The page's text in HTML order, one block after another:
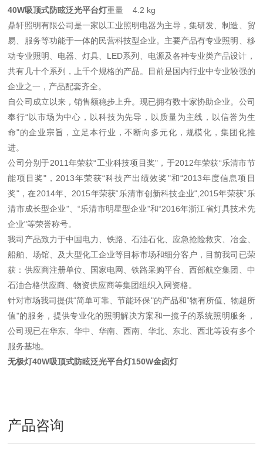
40W吸顶式防眩泛光平台灯重量 4.2 kg
鼎轩照明有限公司是一家以工业照明电器为主导，集研发、制造、贸
易、服务等功能于一体的民营科技型企业。主要产品有专业照明、移
动专业照明、电器、灯具、LED系列、电源及各种专业类产品设计，
共有几十个系列，上千个规格的产品。目前是国内行业中专业较强的
企业之一，产品配套齐全。
自公司成立以来，销售额稳步上升。现已拥有数十家协助企业。公司
奉行“以市场为中心，以科技为先导，以质量为主线，以信誉为生
命"的企业宗旨，立足本行业，不断向多元化，规模化，集团化推
进。
公司分别于2011年荣获“工业科技项目奖"，于2012年荣获“乐清市节
能项目奖"，2013年荣获“科技产出绩效奖"和“2013年度信息项目
奖"，在2014年、2015年荣获“乐清市创新科技企业",2015年荣获“乐
清市成长型企业"、“乐清市明星型企业"和“2016年浙江省灯具技术先
企业"等荣誉称号。
我司产品致力于中国电力、铁路、石油石化、应急抢险救灾、冶金、
船舶、场馆、及大型化工企业等目标市场和细分客户，目前我司已荣
获：供应商注册单位、国家电网、铁路采购平台、西部航空集团、中
石油合格供应商、物资供应商等集团组织入网资格。
针对市场我司提供“简单可靠、节能环保"的产品和“物有所值、物超所
值"的服务，提供专业化的照明解决方案和一揽子的系统照明服务，
公司现已在华东、华中、华南、西南、华北、东北、西北等设有多个
服务基地。
无极灯40W吸顶式防眩泛光平台灯150W金卤灯
产品咨询